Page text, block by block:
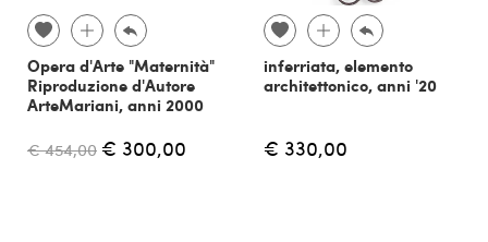
Opera d'Arte "Maternità"
Riproduzione d'Autore
ArteMariani, anni 2000
€ 454,00 € 300,00
inferriata, elemento
architettonico, anni '20
€ 330,00